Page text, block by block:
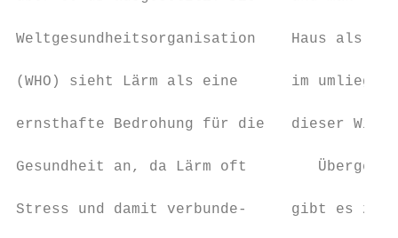
Weltgesundheitsorganisation    Haus als
(WHO) sieht Lärm als eine      im
ernsthafte Bedrohung für die   dieser
Gesundheit an, da Lärm oft
Stress und damit verbunde-     gibt es zwei